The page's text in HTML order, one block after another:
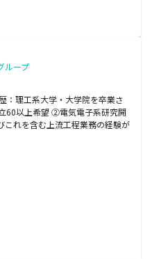
ループ
：理工系大学・大学院を卒業さ
60以上希望 ②電気電子系研究開
これを含む上流工程業務の経験が